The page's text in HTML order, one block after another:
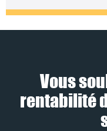
Vous
rentabilité